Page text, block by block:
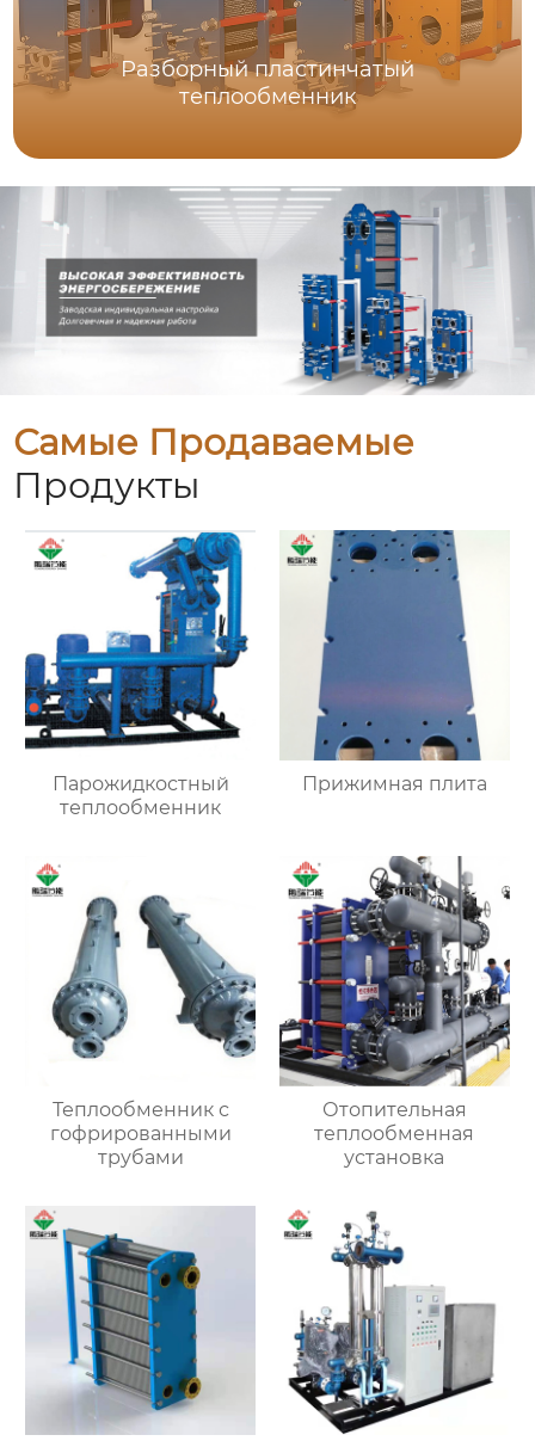
Разборный пластинчатый
теплообменник
Самые Продаваемые
Продукты
Парожидкостный
теплообменник
Прижимная плита
Теплообменник с
гофрированными
трубами
Отопительная
теплообменная
установка